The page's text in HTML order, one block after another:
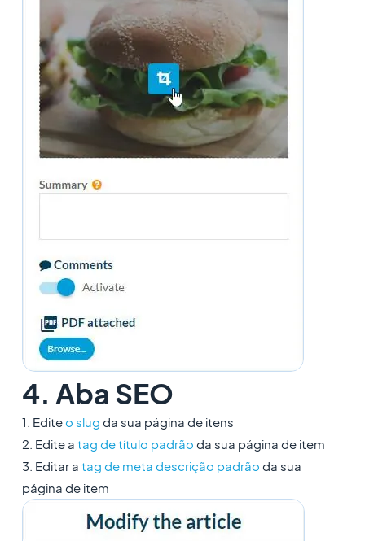
4. Aba SEO
1. Editeo slug da sua página de itens
2. Edite a tag de título padrão da sua página de item
3. Editar a tag de meta descrição padrão da sua
página de item